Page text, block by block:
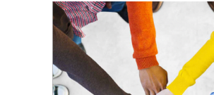
La prévention des conflits
d’intérêts
18 septembre 2023
FEUILLETER